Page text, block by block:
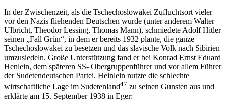
In der Zwischenzeit, als die Tschechoslowakei Zufluchtsort vieler
vor den Nazis fliehenden Deutschen wurde (unter anderem Walter
Ulbricht, Theodor Lessing, Thomas Mann), schmiedete Adolf Hitler
seinen „Fall Grün“, in dem er bereits 1932 plante, die ganze
Tschechoslowakei zu besetzen und das slavische Volk nach Sibirien
umzusiedeln. Große Unterstützung fand er bei Konrad Ernst Eduard
Henlein, dem späteren SS- Obergruppenführer und vor allem Führer
der Sudetendeutschen Partei. Heinlein nutzte die schlechte
wirtschaftliche Lage im Sudetenland47 zu seinen Gunsten aus und
erklärte am 15. September 1938 in Eger: